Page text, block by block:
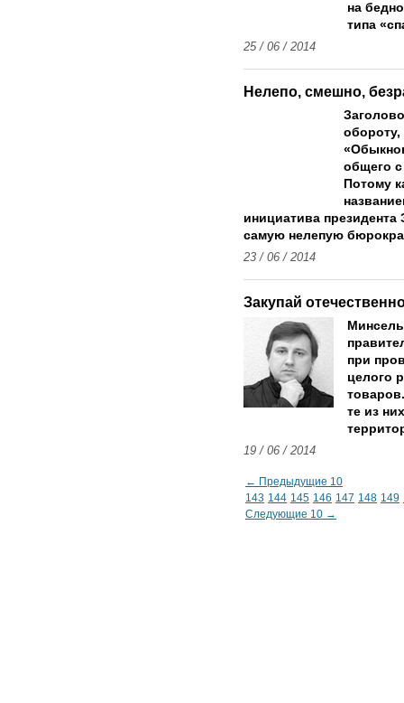
на
типа
25 / 06 / 2014
Нелепо, смешно,
обороту,
общего с
Потому
инициатива
самую нелепую
23 / 06 / 2014
Закупай
при
целого
те из
19 / 06 / 2014
← Предыдущие 10
143 144 145 146 147 148 149
Следующие 10 →